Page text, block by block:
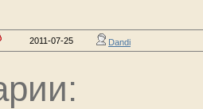
2011-07-25 Dandi